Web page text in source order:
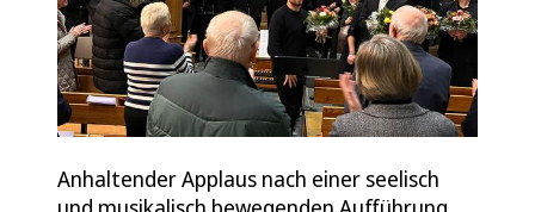
Anhaltender Applaus nach einer seelisch